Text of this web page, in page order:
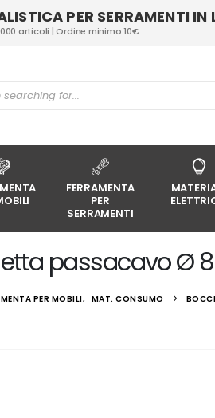
PER SERRAMENTI IN
articoli | Ordine minimo 10€
FERRAMENTA
PER
SERRAMENTI
passacavo Ø
PER MOBILI, MAT. CONSUMO